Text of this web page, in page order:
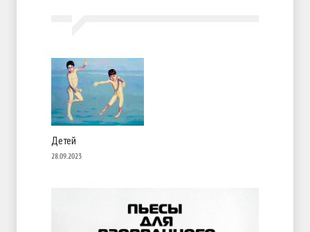
Детей
28.09.2023